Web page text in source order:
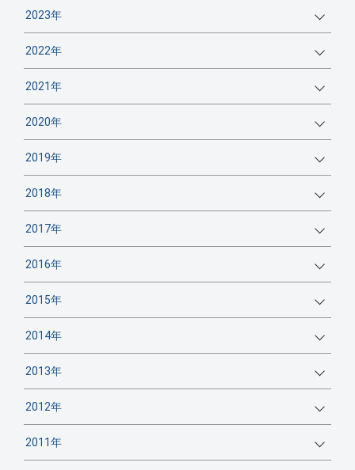
2023年
2022年
2021年
2020年
2019年
2018年
2017年
2016年
2015年
2014年
2013年
2012年
2011年